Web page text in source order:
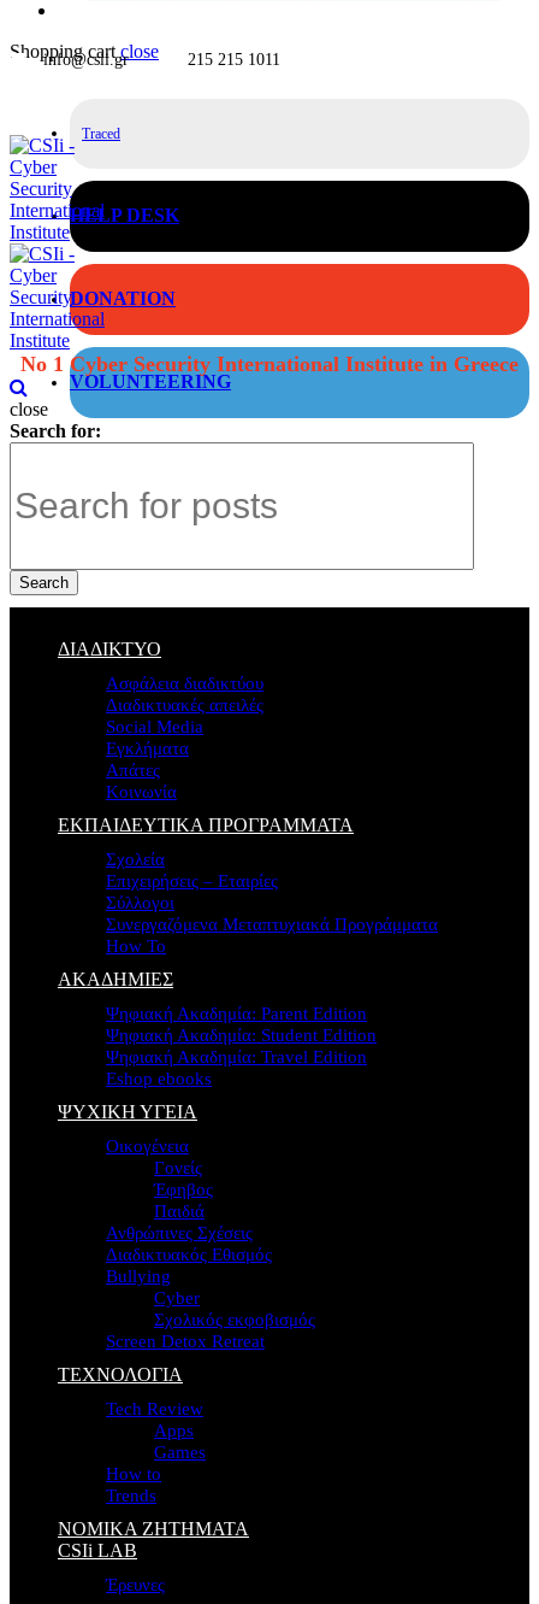
Shopping cart close
info@csii.gr 215 215 1011
Traced
HELP DESK
DONATION
VOLUNTEERING
No 1 Cyber Security International Institute in Greece
close
Search for:
Search
ΔΙΑΔΙΚΤΥΟ
Ασφάλεια διαδικτύου
Διαδικτυακές απειλές
Social Media
Εγκλήματα
Απάτες
Κοινωνία
ΕΚΠΑΙΔΕΥΤΙΚΑ ΠΡΟΓΡΑΜΜΑΤΑ
Σχολεία
Επιχειρήσεις – Εταιρίες
Σύλλογοι
Συνεργαζόμενα Μεταπτυχιακά Προγράμματα
How To
ΑΚΑΔΗΜΙΕΣ
Ψηφιακή Ακαδημία: Parent Edition
Ψηφιακή Ακαδημία: Student Edition
Ψηφιακή Ακαδημία: Travel Edition
Eshop ebooks
ΨΥΧΙΚΗ ΥΓΕΙΑ
Οικογένεια
Γονείς
Έφηβος
Παιδιά
Ανθρώπινες Σχέσεις
Διαδικτυακός Εθισμός
Bullying
Cyber
Σχολικός εκφοβισμός
Screen Detox Retreat
ΤΕΧΝΟΛΟΓΙΑ
Tech Review
Apps
Games
How to
Trends
ΝΟΜΙΚΑ ΖΗΤΗΜΑΤΑ
CSIi LAB
Έρευνες